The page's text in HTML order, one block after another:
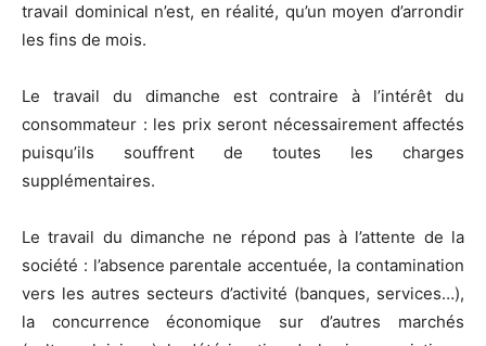
travail dominical n’est, en réalité, qu’un moyen d’arrondir
les fins de mois.
Le travail du dimanche est contraire à l’intérêt du
consommateur : les prix seront nécessairement affectés
puisqu’ils souffrent de toutes les charges
supplémentaires.
Le travail du dimanche ne répond pas à l’attente de la
société : l’absence parentale accentuée, la contamination
vers les autres secteurs d’activité (banques, services…),
la concurrence économique sur d’autres marchés